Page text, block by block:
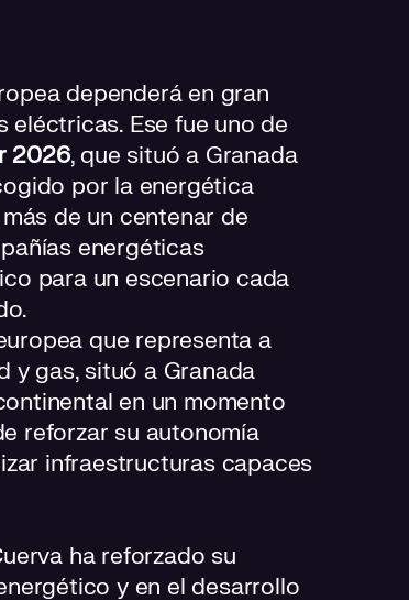
dependerá en gran
eléctricas. Ese fue uno de
2026, que situó a Granada
por la energética
de un centenar de
energéticas
para un escenario cada
que representa a
y gas, situó a Granada
en un momento
reforzar su autonomía
infraestructuras capaces
ha reforzado su
y en el desarrollo